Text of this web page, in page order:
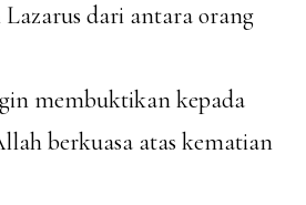
dari antara orang
membuktikan kepada
berkuasa atas kematian